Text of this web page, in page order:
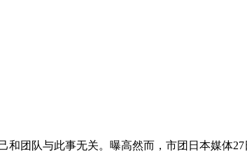
和团队与此事无关。曝高然而，市团日本媒体